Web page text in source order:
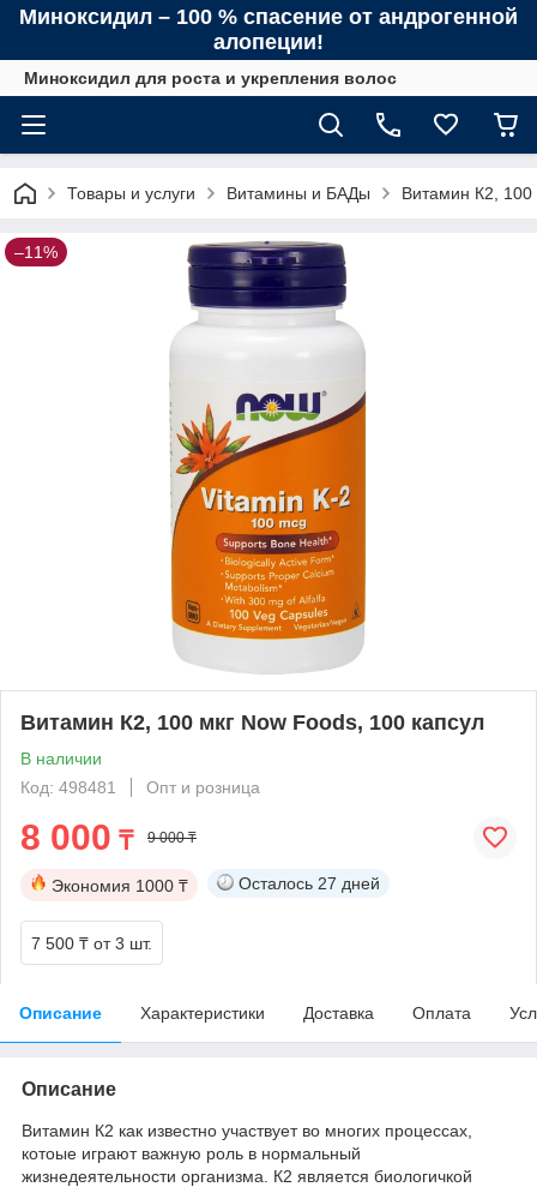
Миноксидил – 100 % спасение от андрогенной
алопеции!
Миноксидил для роста и укрепления волос
Товары и услуги Витамины и БАДы Витамин К2, 100
–11%
Витамин К2, 100 мкг Now Foods, 100 капсул
В наличии
Код: 498481
Опт и розница
8 000 ₸ 9 000 ₸
Экономия 1000 ₸ Осталось 27 дней
7 500 ₸ от 3 шт.
Описание Характеристики Доставка Оплата
Описание
Витамин К2 как известно участвует во многих процессах,
котоые играют важную роль в нормальный
жизнедеятельности организма. К2 является биологичкой